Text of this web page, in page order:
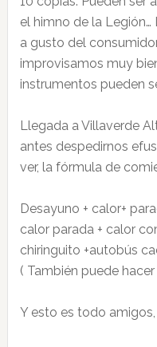
el himno de la
a gusto del
improvisamos muy
instrumentos pueden
Llegada a Villaverde
antes despedirnos
ver, la fórmula de
Desayuno + calor+
calor parada + calor
chiringuito +autobús
( También puede
Y esto es todo